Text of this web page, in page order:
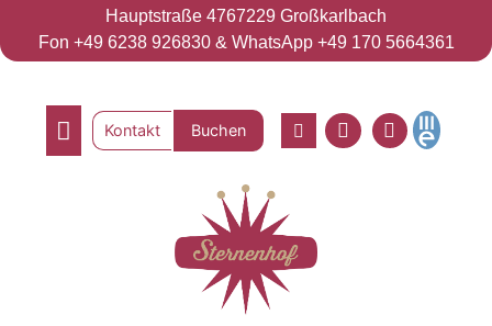
Hauptstraße 4767229 Großkarlbach
Fon +49 6238 926830 & WhatsApp +49 170 5664361
Kontakt Buchen